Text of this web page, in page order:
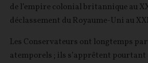
de l’empire colonial britannique au
déclassement du Royaume-Uni au
Les Conservateurs ont longtemps
atemporels ; ils s’apprêtent pourtant